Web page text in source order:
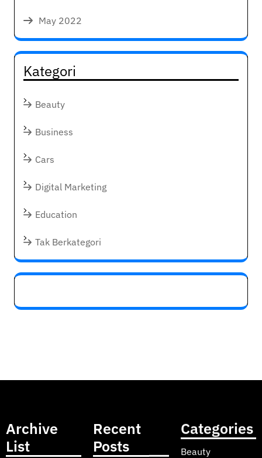
May 2022
Kategori
Beauty
Business
Cars
Digital Marketing
Education
Tak Berkategori
Archive
List
Recent
Posts
Categories
Beauty